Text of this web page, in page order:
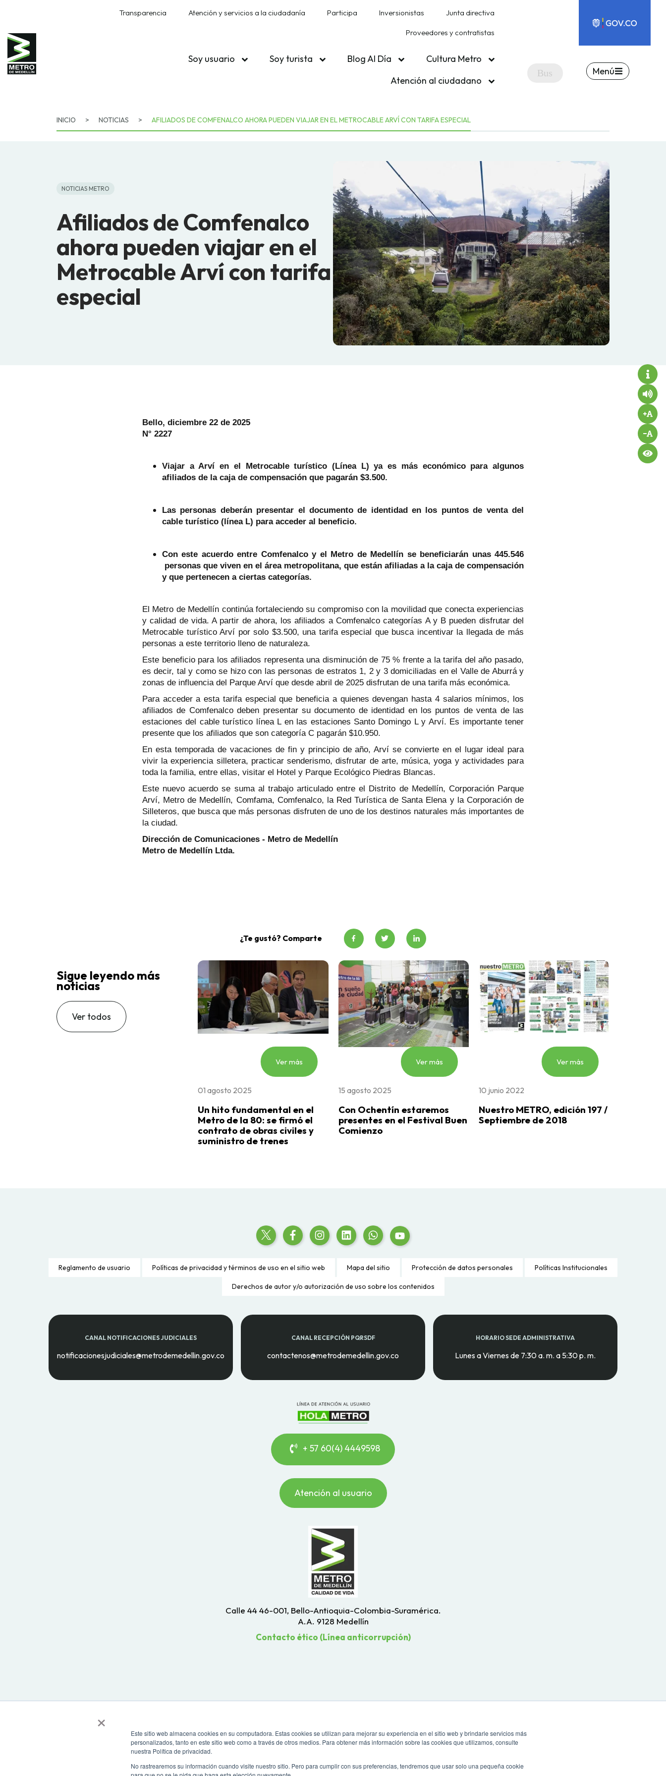
×
Este sitio web almacena cookies en su computadora. Estas cookies se utilizan para mejorar su experiencia en el sitio web y brindarle servicios más
personalizados, tanto en este sitio web como a través de otros medios. Para obtener más información sobre las cookies que utilizamos, consulte
nuestra Política de privacidad.
No rastrearemos su información cuando visite nuestro sitio. Pero para cumplir con sus preferencias, tendremos que usar solo una pequeña cookie
Transparencia Atención y servicios a la ciudadanía Participa Inversionistas Junta directiva
Proveedores y contratistas
Soy usuario Soy turista Blog Al Día
Cultura Metro
Atención al ciudadano
Menú
INICIO > NOTICIAS > AFILIADOS DE COMFENALCO AHORA PUEDEN VIAJAR EN EL METROCABLE ARVÍ CON TARIFA ESPECIAL
NOTICIAS METRO
Afiliados de Comfenalco
ahora pueden viajar en el
Metrocable Arví con tarifa
especial
Bello, diciembre 22 de 2025
N° 2227
Viajar a Arví en el Metrocable turístico (Línea L) ya es más económico para algunos
afiliados de la caja de compensación que pagarán $3.500.
Las personas deberán presentar el documento de identidad en los puntos de venta del
cable turístico (línea L) para acceder al beneficio.
Con este acuerdoentre Comfenalco y el Metro de Medellín se beneficiarán unas 445.546
personas que viven en el área metropolitana, que están afiliadas a la caja de compensación
y que pertenecen a ciertas categorías.
El Metro de Medellín continúa fortaleciendo su compromiso con la movilidad que conecta experiencias
y calidad de vida. A partir de ahora, los afiliados a Comfenalco categorías A y B pueden disfrutar del
Metrocable turístico Arví por solo $3.500, una tarifa especial que busca incentivar la llegada de más
personas a este territorio lleno de naturaleza.
Este beneficio para los afiliados representa una disminución de 75 % frente a la tarifa del año pasado,
es decir, tal y como se hizo con las personas de estratos 1, 2 y 3 domiciliadas en el Valle de Aburrá y
zonas de influencia del Parque Arví que desde abril de 2025 disfrutan de una tarifa más económica.
Para acceder a esta tarifa especial que beneficia a quienes devengan hasta 4 salarios mínimos, los
afiliados de Comfenalco deben presentar su documento de identidad en los puntos de venta de las
estaciones del cable turístico línea L en las estaciones Santo Domingo L y Arví. Es importante tener
presente que los afiliados que son categoría C pagarán $10.950.
En esta temporada de vacaciones de fin y principio de año, Arví se convierte en el lugar ideal para
vivir la experiencia silletera, practicar senderismo, disfrutar de arte, música, yoga y actividades para
toda la familia, entre ellas, visitar el Hotel y Parque Ecológico Piedras Blancas.
Este nuevo acuerdo se suma al trabajo articulado entre el Distrito de Medellín, Corporación Parque
Arví, Metro de Medellín, Comfama, Comfenalco, la Red Turística de Santa Elena y la Corporación de
Silleteros, que busca que más personas disfruten de uno de los destinos naturales más importantes de
la ciudad.
Dirección de Comunicaciones - Metro de Medellín
Metro de Medellín Ltda.
¿Te gustó? Comparte
Sigue leyendo más
noticias
Ver todos
Ver más
01 agosto 2025
Un hito fundamental en el
Metro de la 80: se firmó el
contrato de obras civiles y
suministro de trenes
Ver más
15 agosto 2025
Con Ochentín estaremos
presentes en el Festival Buen
Comienzo
Ver más
10 junio 2022
Nuestro METRO, edición 197 /
Septiembre de 2018
Reglamento de usuario Políticas de privacidad y términos de uso en el sitio web Mapa del sitio Protección de datos personales Políticas Institucionales
Derechos de autor y/o autorización de uso sobre los contenidos
CANAL NOTIFICACIONES JUDICIALES
notificacionesjudiciales@metrodemedellin.gov.co
CANAL RECEPCIÓN PQRSDF
contactenos@metrodemedellin.gov.co
HORARIO SEDE ADMINISTRATIVA
Lunes a Viernes de 7:30 a. m. a 5:30 p. m.
+ 57 60(4) 4449598
Atención al usuario
Calle 44 46-001, Bello-Antioquia-Colombia-Suramérica.
A.A. 9128 Medellín
Contacto ético (Línea anticorrupción)